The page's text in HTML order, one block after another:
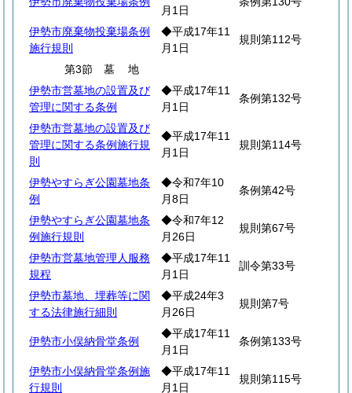
月1日
伊勢市廃棄物投棄場条例
施行規則
◆平成17年11
月1日
規則第112号
第3節 墓地
伊勢市営墓地の設置及び
管理に関する条例
◆平成17年11
月1日
条例第132号
伊勢市営墓地の設置及び
管理に関する条例施行規
則
◆平成17年11
月1日
規則第114号
伊勢やすらぎ公園墓地条
例
◆令和7年10
月8日
条例第42号
伊勢やすらぎ公園墓地条
例施行規則
◆令和7年12
月26日
規則第67号
伊勢市営墓地管理人服務
規程
◆平成17年11
月1日
訓令第33号
伊勢市墓地、埋葬等に関
する法律施行細則
◆平成24年3
月26日
規則第7号
伊勢市小俣納骨堂条例
◆平成17年11
月1日
条例第133号
伊勢市小俣納骨堂条例施
行規則
◆平成17年11
月1日
規則第115号